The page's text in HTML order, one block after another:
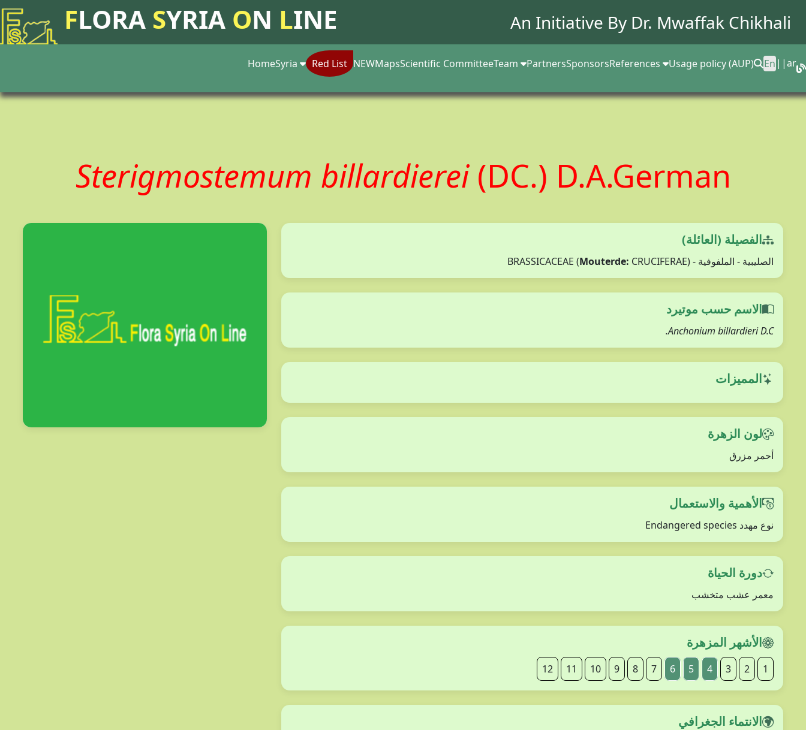
FLORA SYRIA ON LINE An Initiative By Dr. Mwaffak Chikhali
HomeSyria Red List NEWMapsScientific CommitteeTeam PartnersSponsorsReferences Usage policy (AUP) En ||ar
Sterigmostemum billardierei (DC.) D.A.German
الفصيلة (العائلة)
الصليبية - الملفوفية - BRASSICACEAE ( Mouterde: CRUCIFERAE)
الاسم حسب موتيرد
Anchonium billardieri D.C.
المميزات
لون الزهرة
أحمر مزرق
الأهمية والاستعمال
نوع مهدد Endangered species
دورة الحياة
معمر عشب متخشب
الأشهر المزهرة
1
2
3
4
5
6
7
8
9
10
11
12
الانتماء الجغرافي